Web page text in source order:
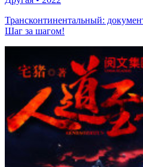
Трансконтинентальный:
Шаг за шагом!